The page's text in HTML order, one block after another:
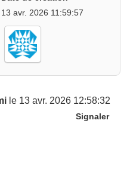
13 avr. 2026 11:59:57
le 13 avr. 2026 12:58:32
Signaler